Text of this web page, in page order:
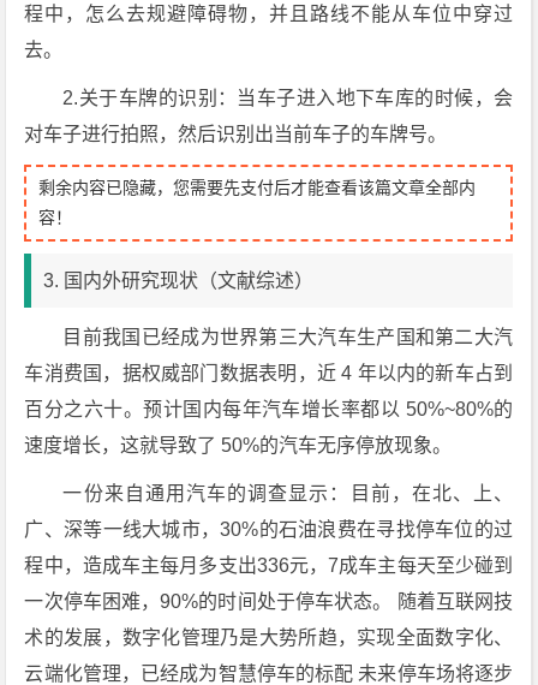
程中，怎么去规避障碍物，并且路线不能从车位中穿过
去。
2.关于车牌的识别：当车子进入地下车库的时候，会
对车子进行拍照，然后识别出当前车子的车牌号。
剩余内容已隐藏，您需要先支付后才能查看该篇文章全部内
容！
3. 国内外研究现状（文献综述）
目前我国已经成为世界第三大汽车生产国和第二大汽
车消费国，据权威部门数据表明，近 4 年以内的新车占到
百分之六十。预计国内每年汽车增长率都以 50%~80%的
速度增长，这就导致了 50%的汽车无序停放现象。
一份来自通用汽车的调查显示：目前，在北、上、
广、深等一线大城市，30%的石油浪费在寻找停车位的过
程中，造成车主每月多支出336元，7成车主每天至少碰到
一次停车困难，90%的时间处于停车状态。 随着互联网技
术的发展，数字化管理乃是大势所趋，实现全面数字化、
云端化管理，已经成为智慧停车的标配 未来停车场将逐步